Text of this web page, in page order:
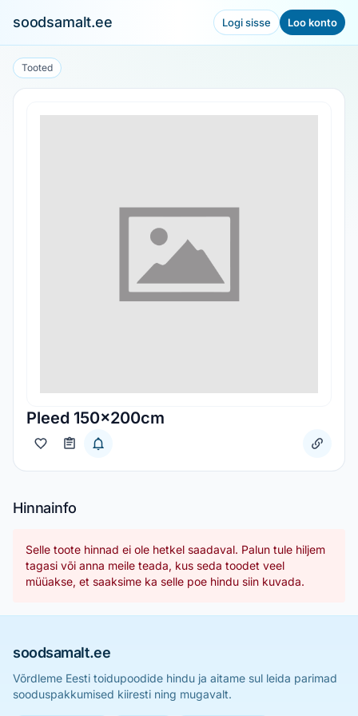
soodsamalt.ee Logi sisse Loo konto
Tooted
Pleed 150x200cm
Hinnainfo
Selle toote hinnad ei ole hetkel saadaval. Palun tule hiljem
tagasi või anna meile teada, kus seda toodet veel
müüakse, et saaksime ka selle poe hindu siin kuvada.
soodsamalt.ee
Võrdleme Eesti toidupoodide hindu ja aitame sul leida parimad
sooduspakkumised kiiresti ning mugavalt.